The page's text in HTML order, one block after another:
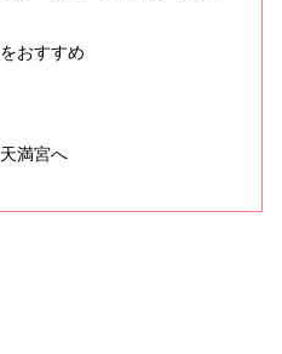
おすすめ
満宮へ